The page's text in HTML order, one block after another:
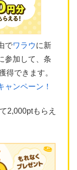
でワラウに新
参加して、条
得できます。
ンペーン！
2,000ptもらえ